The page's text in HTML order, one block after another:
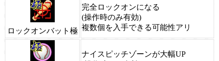
ロックオンバット極
完全ロックオンになる
(操作時のみ有効)
複数個を入手できる可能性アリ
ナイスピッチゾーンが大幅UP